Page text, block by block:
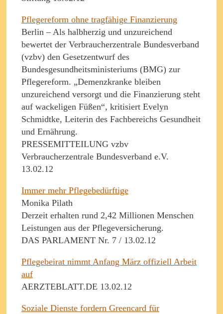
Pflegereform ohne tragfähige Finanzierung
Berlin – Als halbherzig und unzureichend
bewertet der Verbraucherzentrale Bundesverband
(vzbv) den Gesetzentwurf des
Bundesgesundheitsministeriums (BMG) zur
Pflegereform. „Demenzkranke bleiben
unzureichend versorgt und die Finanzierung steht
auf wackeligen Füßen“, kritisiert Evelyn
Schmidtke, Leiterin des Fachbereichs Gesundheit
und Ernährung.
PRESSEMITTEILUNG vzbv
Verbraucherzentrale Bundesverband e.V.
13.02.12
Immer mehr Pflegebedürftige
Monika Pilath
Derzeit erhalten rund 2,42 Millionen Menschen
Leistungen aus der Pflegeversicherung.
DAS PARLAMENT Nr. 7 / 13.02.12
Pflegebeirat nimmt Anfang März offiziell Arbeit
auf
AERZTEBLATT.DE 13.02.12
Soziale Dienste fordern Greencard für